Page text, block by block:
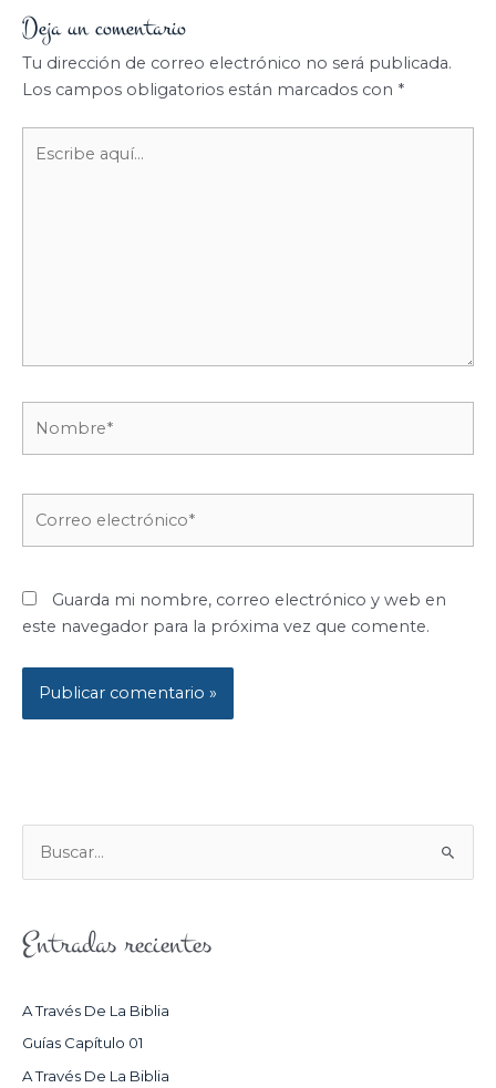
Deja un comentario
Tu dirección de correo electrónico no será publicada.
Los campos obligatorios están marcados con *
aquí...
Guarda mi nombre, correo electrónico y web en
este navegador para la próxima vez que comente.
U
C
Entradas recientes
A Través De La Biblia
Guías Capítulo 01
A Través De La Biblia